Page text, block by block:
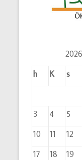
h
K s
3
4 5
10
11 12
17
18 19